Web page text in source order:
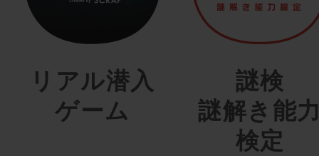
リアル潜入
ゲーム
謎検
謎解き能
検定